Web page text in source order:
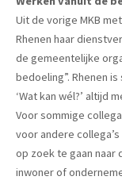
Uit de vorige MKB
Rhenen haar
de gemeentelijke
bedoeling”. Rhenen
‘Wat kan wél?’ altijd
Voor sommige
voor andere
op zoek te gaan naar
inwoner of